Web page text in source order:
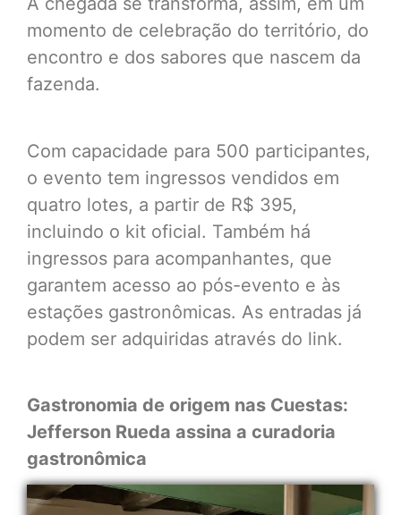
momento de celebração do território, do
encontro e dos sabores que nascem da
fazenda.
Com capacidade para 500 participantes,
o evento tem ingressos vendidos em
quatro lotes, a partir de R$ 395,
incluindo o kit oficial. Também há
ingressos para acompanhantes, que
garantem acesso ao pós-evento e às
estações gastronômicas. As entradas já
podem ser adquiridas através do link.
Gastronomia de origem nas Cuestas:
Jefferson Rueda assina a curadoria
gastronômica